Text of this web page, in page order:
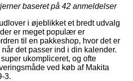
baseret på 42 anmeldelser
i øjeblikket et bredt udvalg
er meget populær er
til en pakkeshop, hvor det er
det passer ind i din kalender.
ukompliceret, og ofte
ved køb af Makita
3.